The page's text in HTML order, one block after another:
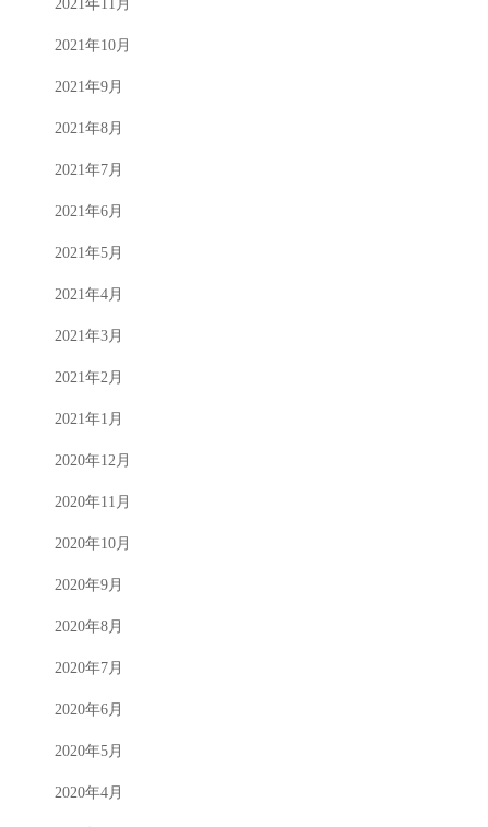
2021年11月
2021年10月
2021年9月
2021年8月
2021年7月
2021年6月
2021年5月
2021年4月
2021年3月
2021年2月
2021年1月
2020年12月
2020年11月
2020年10月
2020年9月
2020年8月
2020年7月
2020年6月
2020年5月
2020年4月